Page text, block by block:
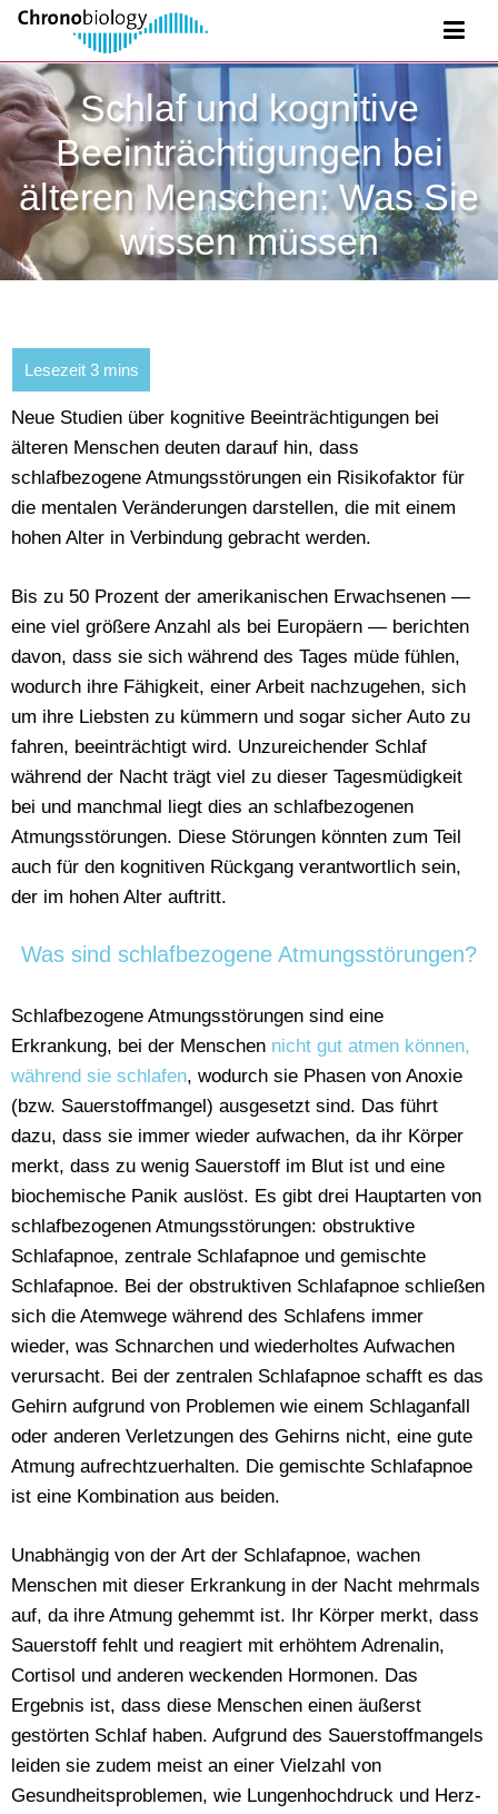
Schlaf und kognitive
Beeinträchtigungen bei
älteren Menschen: Was Sie
wissen müssen
Neue Studien über kognitive Beeinträchtigungen bei
älteren Menschen deuten darauf hin, dass
schlafbezogene Atmungsstörungen ein Risikofaktor für
die mentalen Veränderungen darstellen, die mit einem
hohen Alter in Verbindung gebracht werden.
Bis zu 50 Prozent der amerikanischen Erwachsenen —
eine viel größere Anzahl als bei Europäern — berichten
davon, dass sie sich während des Tages müde fühlen,
wodurch ihre Fähigkeit, einer Arbeit nachzugehen, sich
um ihre Liebsten zu kümmern und sogar sicher Auto zu
fahren, beeinträchtigt wird. Unzureichender Schlaf
während der Nacht trägt viel zu dieser Tagesmüdigkeit
bei und manchmal liegt dies an schlafbezogenen
Atmungsstörungen. Diese Störungen könnten zum Teil
auch für den kognitiven Rückgang verantwortlich sein,
der im hohen Alter auftritt.
Was sind schlafbezogene Atmungsstörungen?
Schlafbezogene Atmungsstörungen sind eine
Erkrankung, bei der Menschen nicht gut atmen können,
während sie schlafen, wodurch sie Phasen von Anoxie
(bzw. Sauerstoffmangel) ausgesetzt sind. Das führt
dazu, dass sie immer wieder aufwachen, da ihr Körper
merkt, dass zu wenig Sauerstoff im Blut ist und eine
biochemische Panik auslöst. Es gibt drei Hauptarten von
schlafbezogenen Atmungsstörungen: obstruktive
Schlafapnoe, zentrale Schlafapnoe und gemischte
Schlafapnoe. Bei der obstruktiven Schlafapnoe schließen
sich die Atemwege während des Schlafens immer
wieder, was Schnarchen und wiederholtes Aufwachen
verursacht. Bei der zentralen Schlafapnoe schafft es das
Gehirn aufgrund von Problemen wie einem Schlaganfall
oder anderen Verletzungen des Gehirns nicht, eine gute
Atmung aufrechtzuerhalten. Die gemischte Schlafapnoe
ist eine Kombination aus beiden.
Unabhängig von der Art der Schlafapnoe, wachen
Menschen mit dieser Erkrankung in der Nacht mehrmals
auf, da ihre Atmung gehemmt ist. Ihr Körper merkt, dass
Sauerstoff fehlt und reagiert mit erhöhtem Adrenalin,
Cortisol und anderen weckenden Hormonen. Das
Ergebnis ist, dass diese Menschen einen äußerst
gestörten Schlaf haben. Aufgrund des Sauerstoffmangels
leiden sie zudem meist an einer Vielzahl von
Gesundheitsproblemen, wie Lungenhochdruck und Herz-